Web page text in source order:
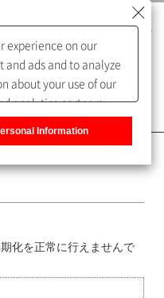
）
化を正常に行えませんで
experience on our
ads and to analyze
about your use of our
analytics partners,
you with our partners.
settings on our
Information